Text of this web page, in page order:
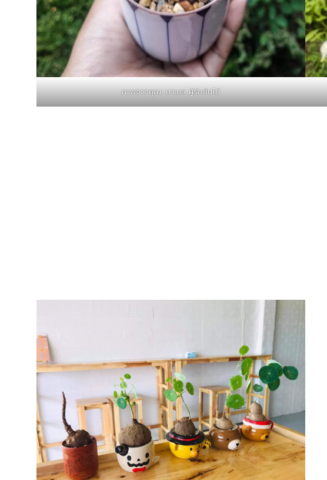
ภาพจากคุณ: มาเบล ผู้รักต้นไม้